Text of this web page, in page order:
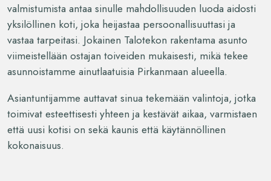
valmistumista antaa sinulle mahdollisuuden luoda aidosti
yksilöllinen koti, joka heijastaa persoonallisuuttasi ja
vastaa tarpeitasi. Jokainen Talotekon rakentama asunto
viimeistellään ostajan toiveiden mukaisesti, mikä tekee
asunnoistamme ainutlaatuisia Pirkanmaan alueella.
Asiantuntijamme auttavat sinua tekemään valintoja, jotka
toimivat esteettisesti yhteen ja kestävät aikaa, varmistaen
että uusi kotisi on sekä kaunis että käytännöllinen
kokonaisuus.